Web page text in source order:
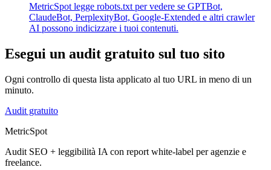
MetricSpot legge robots.txt per vedere se GPTBot,
ClaudeBot, PerplexityBot, Google-Extended e altri crawler
AI possono indicizzare i tuoi contenuti.
Esegui un audit gratuito sul tuo sito
Ogni controllo di questa lista applicato al tuo URL in meno di un
minuto.
Audit gratuito
MetricSpot
Audit SEO + leggibilità IA con report white-label per agenzie e
freelance.